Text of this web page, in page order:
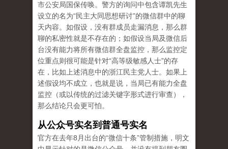
市公安局国保传唤。警方的询问中包含谭凯先生
设立的名为“民主大同思想研讨”的微信群中的聊
天内容。如假设，没有群成员走漏消息，那么群
聊的私密性就是不存在的；如假设当局及微信后
台没有能力将所有微信群全盘监控，那么监控定
位重点则很可能是针对“高等级敏感人士”的存
在，比如上述消息中的浙江民主党人士。如果上
述假设均不成立，也就是说，当局已有能力全盘
监控（或以传统的过滤关键字形式进行审查），
那么结论只会更可怕。
从公众号实名到普通号实名
官方在去年8月出台的“微信十条”管制措施，明文